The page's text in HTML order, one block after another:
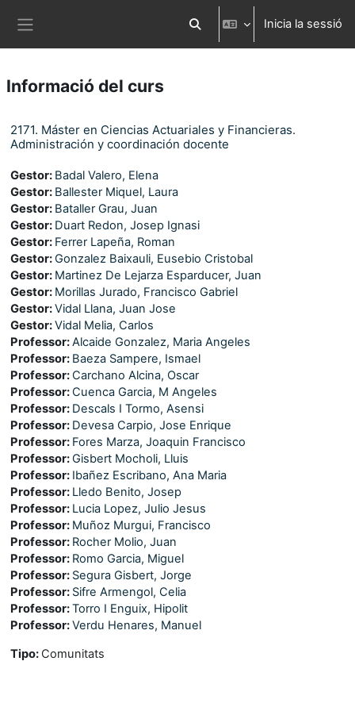
Commuta l'entrada de la cerca
Inicia la sessió
Informació del curs
2171. Máster en Ciencias Actuariales y Financieras.
Administración y coordinación docente
Gestor: Badal Valero, Elena
Gestor: Ballester Miquel, Laura
Gestor: Bataller Grau, Juan
Gestor: Duart Redon, Josep Ignasi
Gestor: Ferrer Lapeña, Roman
Gestor:Gonzalez Baixauli, Eusebio Cristobal
Gestor: Martinez De Lejarza Esparducer, Juan
Gestor: Morillas Jurado, Francisco Gabriel
Gestor:Vidal Llana, Juan Jose
Gestor:Vidal Melia, Carlos
Professor:Alcaide Gonzalez, Maria Angeles
Professor: Baeza Sampere, Ismael
Professor:Carchano Alcina, Oscar
Professor:Cuenca Garcia, M Angeles
Professor: Descals I Tormo, Asensi
Professor: Devesa Carpio, Jose Enrique
Professor: Fores Marza, Joaquin Francisco
Professor:Gisbert Mocholi, Lluis
Professor: Ibañez Escribano, Ana Maria
Professor: Lledo Benito, Josep
Professor: Lucia Lopez, Julio Jesus
Professor: Muñoz Murgui, Francisco
Professor: Rocher Molio, Juan
Professor: Romo Garcia, Miguel
Professor: Segura Gisbert, Jorge
Professor: Sifre Armengol, Celia
Professor:Torro I Enguix, Hipolit
Professor:Verdu Henares, Manuel
Tipo: Comunitats